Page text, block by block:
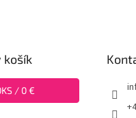
košík
KS / 0 €